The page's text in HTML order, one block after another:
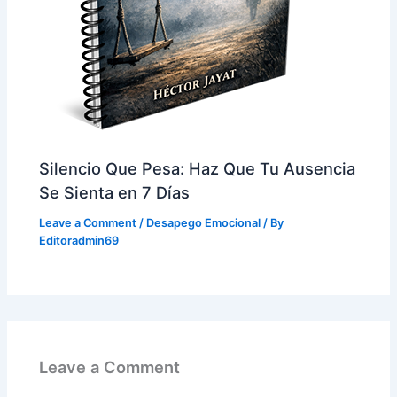
Silencio Que Pesa: Haz Que Tu Ausencia
Se Sienta en 7 Días
Leave a Comment / Desapego Emocional / By
Editoradmin69
Leave a Comment